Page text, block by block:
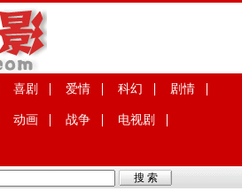
喜剧 爱情 科幻 剧情
动画 战争 电视剧